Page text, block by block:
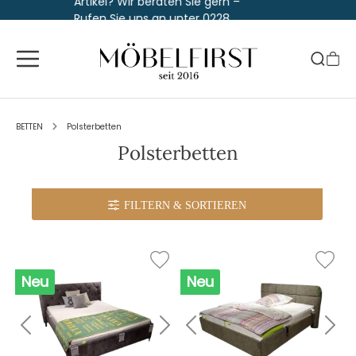
Rufen Sie uns an unter 0228
BETTEN Polsterbetten
Polsterbetten
FILTERN & SORTIEREN
Neu Neu